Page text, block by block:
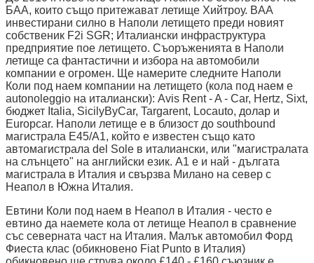
БАА, които също притежават летище Хийтроу. BAA
инвестирани силно в Наполи летището преди новият
собственик F2i SGR; Италиански инфраструктура
предприятие пое летището. Съоръженията в Наполи
летище са фантастични и избора на автомобили
компании е огромен. Ще намерите следните Наполи
Коли под наем компании на летището (кола под наем е
autonoleggio на италиански): Avis Rent - A - Car, Hertz, Sixt,
бюджет Italia, SicilyByCar, Targarent, Locauto, долар и
Europcar. Наполи летище е в близост до southbound
магистрала E45/A1, който е известен също като
автомагистрала del Sole в италиански, или "магистралата
на слънцето" на английски език. А1 е и най - дългата
магистрала в Италия и свързва Милано на север с
Неапол в Южна Италия.
Евтини Коли под наем в Неапол в Италия - често е
евтино да наемете кола от летище Неапол в сравнение
със северната част на Италия. Малък автомобил Форд
Фиеста клас (обикновено Fiat Punto в Италия)